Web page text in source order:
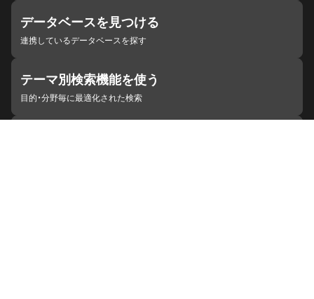
データベースを見つける
連携しているデータベースを探す
テーマ別検索機能を使う
目的・分野毎に最適化された検索